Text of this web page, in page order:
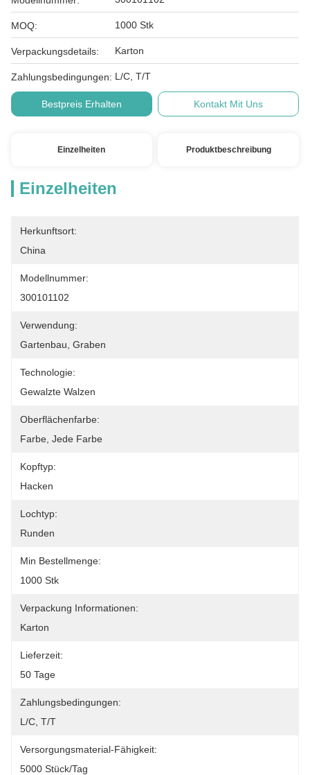
MOQ: 1000 Stk
Verpackungsdetails: Karton
Zahlungsbedingungen: L/C, T/T
Bestpreis Erhalten Kontakt Mit Uns
Einzelheiten Produktbeschreibung
Einzelheiten
Herkunftsort:
China
Modellnummer:
300101102
Verwendung:
Gartenbau, Graben
Technologie:
Gewalzte Walzen
Oberflächenfarbe:
Farbe, Jede Farbe
Kopftyp:
Hacken
Lochtyp:
Runden
Min Bestellmenge:
1000 Stk
Verpackung Informationen:
Karton
Lieferzeit:
50 Tage
Zahlungsbedingungen:
L/C, T/T
Versorgungsmaterial-Fähigkeit:
5000 Stück/Tag